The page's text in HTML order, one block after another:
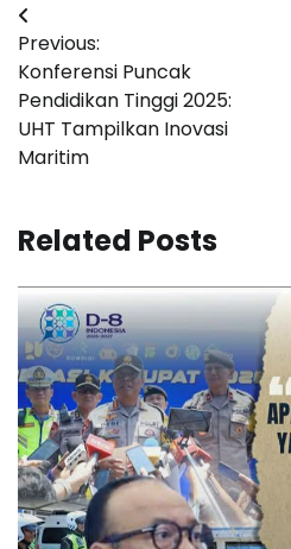
Navigasi
pos
Previous:
Konferensi Puncak
Pendidikan Tinggi 2025:
UHT Tampilkan Inovasi
Maritim
Related Posts